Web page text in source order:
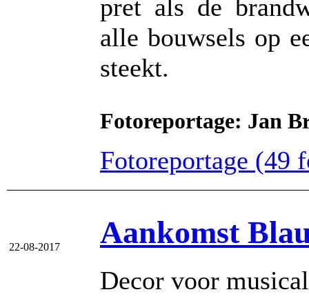
pret als de
alle bouwsels op
steekt.
Fotoreportage: Jan
Fotoreportage (49
22-08-2017 Aankomst
Decor voor